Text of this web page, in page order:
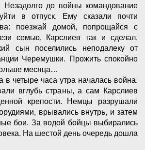
Незадолго до войны командование
в отпуск. Ему сказали почти
поезжай домой, попрощайся с
семью. Карслиев так и сделал.
сын поселились неподалеку от
Черемушки. Прожить спокойно
месяца…
в четыре часа утра началась война.
вглубь страны, а сам Карслиев
крепости. Немцы разрушали
врывались внутрь, и затем
бои. За водой бойцы выбирались
На шестой день очередь дошла